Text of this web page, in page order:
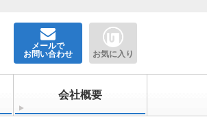
メールで
お問い合わせ お気に入り
会社概要